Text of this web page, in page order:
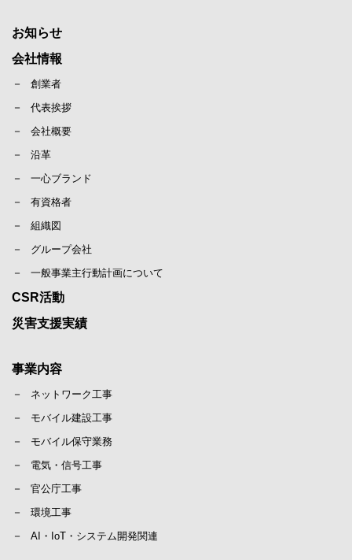
お知らせ
会社情報
創業者
代表挨拶
会社概要
沿革
一心ブランド
有資格者
組織図
グループ会社
一般事業主行動計画について
CSR活動
災害支援実績
事業内容
ネットワーク工事
モバイル建設工事
モバイル保守業務
電気・信号工事
官公庁工事
環境工事
AI・IoT・システム開発関連